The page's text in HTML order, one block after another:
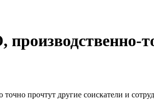
прочтут другие соискатели и